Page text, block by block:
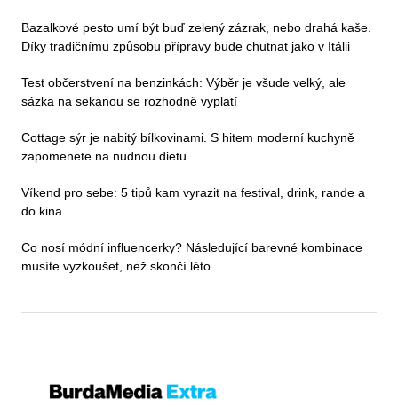
Bazalkové pesto umí být buď zelený zázrak, nebo drahá kaše.
Díky tradičnímu způsobu přípravy bude chutnat jako v Itálii
Test občerstvení na benzinkách: Výběr je všude velký, ale
sázka na sekanou se rozhodně vyplatí
Cottage sýr je nabitý bílkovinami. S hitem moderní kuchyně
zapomenete na nudnou dietu
Víkend pro sebe: 5 tipů kam vyrazit na festival, drink, rande a
do kina
Co nosí módní influencerky? Následující barevné kombinace
musíte vyzkoušet, než skončí léto